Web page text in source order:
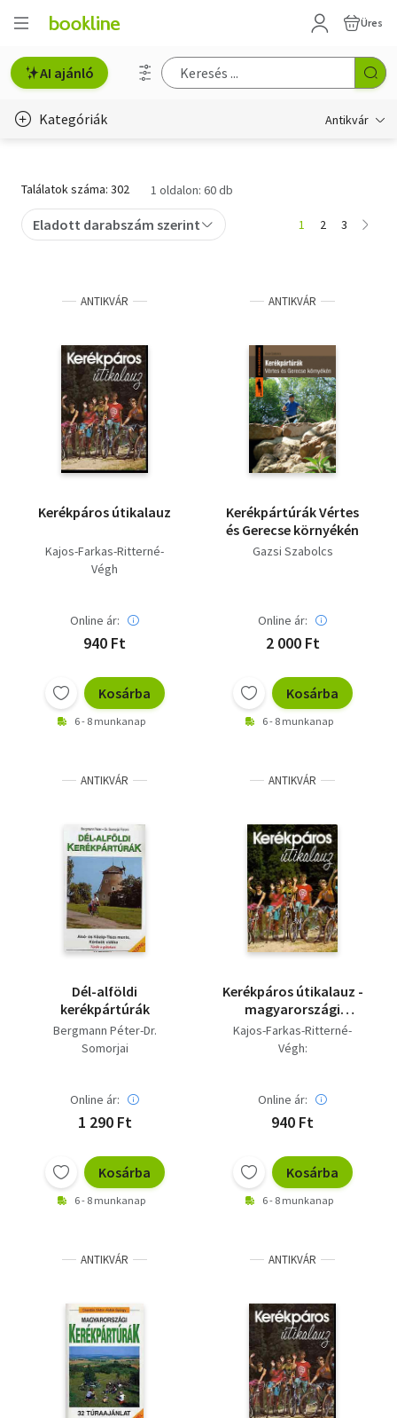
Üres
AI ajánló
Kategóriák Antikvár
Életmód, egészség
Hobbi, szabadidő
Idegen nyelvű
Irodalom
Minikönyv
Művészet
Szótár, nyelvkönyv
Társadalomtudomány
Történelem
Találatok száma: 302 1 oldalon: 60 db
Eladott darabszám szerint 1 2 3
ANTIKVÁR
Kerékpáros útikalauz
Kajos-Farkas-Ritterné-
Végh
Online ár:
940 Ft
Kosárba
6 - 8 munkanap
ANTIKVÁR
Kerékpártúrák Vértes
és Gerecse környékén
Gazsi Szabolcs
Online ár:
2 000 Ft
Kosárba
6 - 8 munkanap
ANTIKVÁR
Dél-alföldi
kerékpártúrák
Bergmann Péter-Dr.
Somorjai
Online ár:
1 290 Ft
Kosárba
6 - 8 munkanap
ANTIKVÁR
Kerékpáros útikalauz -
magyarországi
kerékpárutakkal
Kajos-Farkas-Ritterné-
Végh:
Online ár:
940 Ft
Kosárba
6 - 8 munkanap
ANTIKVÁR ANTIKVÁR